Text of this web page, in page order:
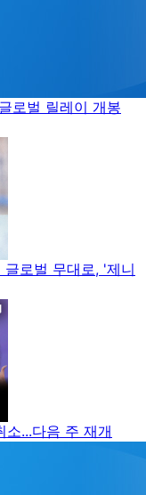
로벌 릴레이 개봉
로벌 무대로, '제니
...다음 주 재개